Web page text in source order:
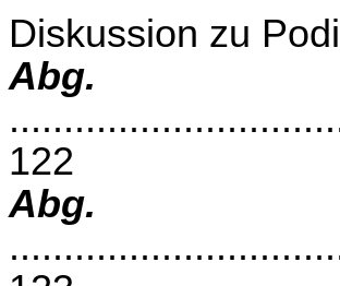
Diskussion zu
Abg.
122
Abg.